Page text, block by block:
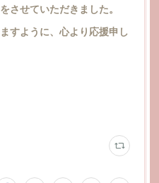
させていただきました。
すように、心より応援申し